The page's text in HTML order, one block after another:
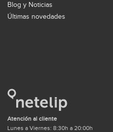
Blog y Noticias
Últimas novedades
Atención al cliente
Lunes a Viernes: 8:30h a 20:00h